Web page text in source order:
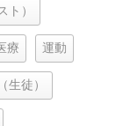
ト）
療 運動
生徒）